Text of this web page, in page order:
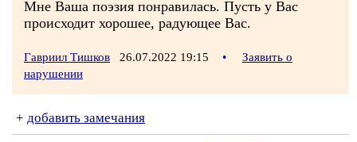
Мне Ваша поэзия понравилась. Пусть у Вас
происходит хорошее, радующее Вас.
Гавриил Тишков 26.07.2022 19:15 •
Заявить о
нарушении
+ добавить замечания